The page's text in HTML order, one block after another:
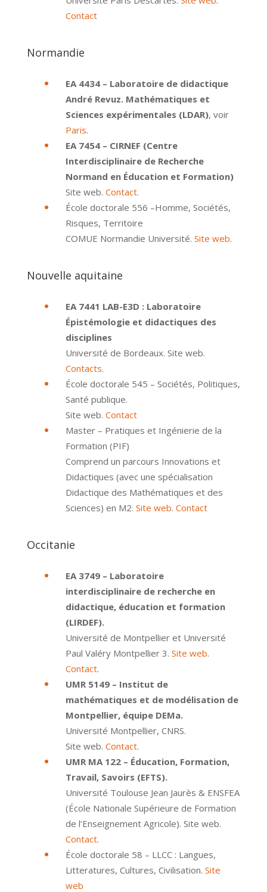
Contact
Normandie
EA 4434 – Laboratoire de didactique
André Revuz. Mathématiques et
Sciences expérimentales (LDAR), voir
Paris.
EA 7454 – CIRNEF (Centre
Interdisciplinaire de Recherche
Normand en Éducation et Formation)
Site web. Contact.
École doctorale 556 –Homme, Sociétés,
Risques, Territoire
COMUE Normandie Université. Site web.
Nouvelle aquitaine
EA 7441 LAB-E3D : Laboratoire
Épistémologie et didactiques des
disciplines
Université de Bordeaux. Site web.
Contacts.
École doctorale 545 – Sociétés, Politiques,
Santé publique.
Site web. Contact
Master – Pratiques et Ingénierie de la
Formation (PIF)
Comprend un parcours Innovations et
Didactiques (avec une spécialisation
Didactique des Mathématiques et des
Sciences) en M2. Site web. Contact
Occitanie
EA 3749 – Laboratoire
interdisciplinaire de recherche en
didactique, éducation et formation
(LIRDEF).
Université de Montpellier et Université
Paul Valéry Montpellier 3. Site web.
Contact.
UMR 5149 – Institut de
mathématiques et de modélisation de
Montpellier, équipe DEMa.
Université Montpellier, CNRS.
Site web. Contact.
UMR MA 122 – Éducation, Formation,
Travail, Savoirs (EFTS).
Université Toulouse Jean Jaurès & ENSFEA
(École Nationale Supérieure de Formation
de l’Enseignement Agricole). Site web.
Contact.
École doctorale 58 – LLCC : Langues,
Litteratures, Cultures, Civilisation. Site
web